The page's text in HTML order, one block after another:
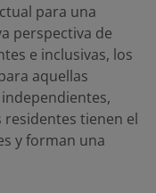
para una
perspectiva de
e inclusivas, los
aquellas
residentes tienen el
y forman una